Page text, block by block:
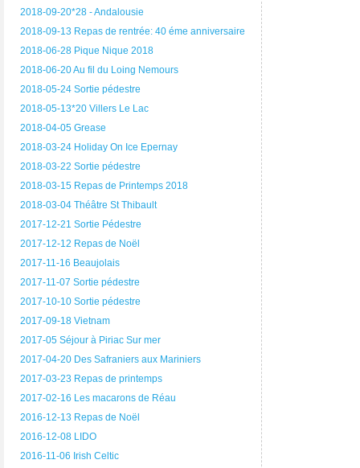
2018-09-20*28 - Andalousie
2018-09-13 Repas de rentrée: 40 éme anniversaire
2018-06-28 Pique Nique 2018
2018-06-20 Au fil du Loing Nemours
2018-05-24 Sortie pédestre
2018-05-13*20 Villers Le Lac
2018-04-05 Grease
2018-03-24 Holiday On Ice Epernay
2018-03-22 Sortie pédestre
2018-03-15 Repas de Printemps 2018
2018-03-04 Théâtre St Thibault
2017-12-21 Sortie Pédestre
2017-12-12 Repas de Noël
2017-11-16 Beaujolais
2017-11-07 Sortie pédestre
2017-10-10 Sortie pédestre
2017-09-18 Vietnam
2017-05 Séjour à Piriac Sur mer
2017-04-20 Des Safraniers aux Mariniers
2017-03-23 Repas de printemps
2017-02-16 Les macarons de Réau
2016-12-13 Repas de Noël
2016-12-08 LIDO
2016-11-06 Irish Celtic